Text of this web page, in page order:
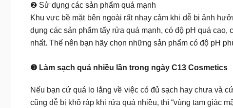
❷ Sử dụng các sản phẩm quá mạnh
Khu vực bề mặt bên ngoài rất nhạy cảm khi dễ bị ảnh
dụng các sản phẩm tẩy rửa quá mạnh, có độ pH quá
nhất. Thế nên bạn hãy chọn những sản phẩm có độ pH
❸ Làm sạch quá nhiều lần trong ngày C13 Cosmetics
Nếu bạn cứ quá lo lắng về việc có đủ sạch hay chưa và
cũng dễ bị khô ráp khi rửa quá nhiều, thì “vùng tam giác